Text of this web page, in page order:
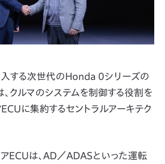
る次世代のHonda 0シリーズの
、クルマのシステムを制御する役割を
に集約するセントラルアーキテク
ECUは、AD／ADASといった運転